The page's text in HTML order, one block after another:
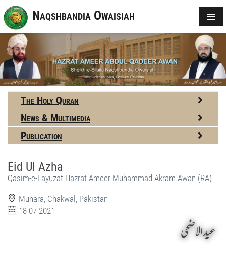
Naqshbandia Owaisiah
The Holy Quran
News & Multimedia
Publication
Eid Ul Azha
Qasim-e-Fayuzat Hazrat Ameer Muhammad Akram Awan (RA)
Munara, Chakwal, Pakistan
18-07-2021
عید الاضحی